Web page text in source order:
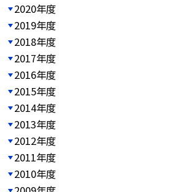
2020年度
2019年度
2018年度
2017年度
2016年度
2015年度
2014年度
2013年度
2012年度
2011年度
2010年度